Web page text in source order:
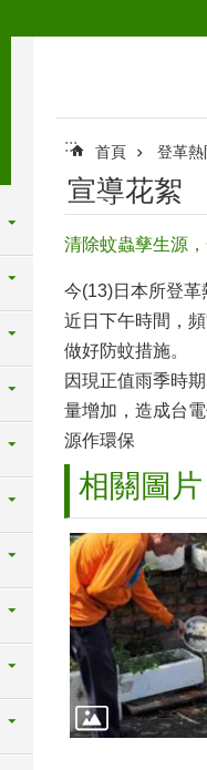
::: 首頁 登革
宣導花絮
清除蚊蟲孳生源
今(13)日本所登
近日下午時間，
做好防蚊措施。
因現正值雨季時
量增加，造成台
源作環保
相關圖片